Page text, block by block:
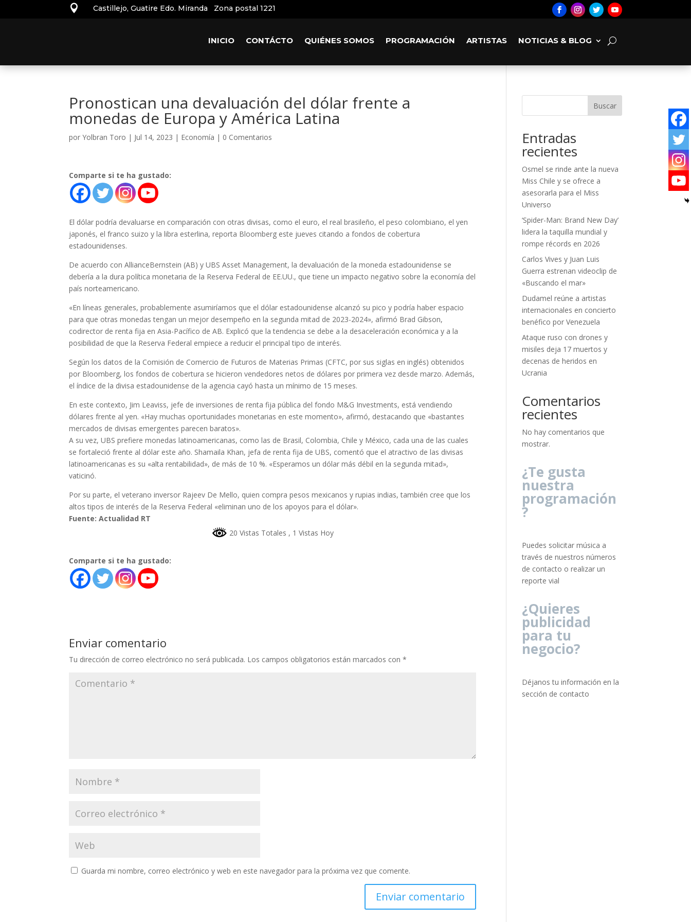
 Castillejo, Guatire Edo. Miranda Zona postal 1221
INICIO CONTÁCTO QUIÉNES SOMOS PROGRAMACIÓN ARTISTAS NOTICIAS & BLOG
Pronostican una devaluación del dólar frente a
monedas de Europa y América Latina
porYolbran Toro | Jul 14, 2023 | Economía | 0 Comentarios
Comparte si te ha gustado:
El dólar podría devaluarse en comparación con otras divisas, como el euro, el real brasileño, el peso colombiano, el yen
japonés, el franco suizo y la libra esterlina, reporta Bloomberg este jueves citando a fondos de cobertura
estadounidenses.
De acuerdo con AllianceBernstein (AB) y UBS Asset Management, la devaluación de la moneda estadounidense se
debería a la dura política monetaria de la Reserva Federal de EE.UU., que tiene un impacto negativo sobre la economía del
país norteamericano.
«En líneas generales, probablemente asumiríamos que el dólar estadounidense alcanzó su pico y podría haber espacio
para que otras monedas tengan un mejor desempeño en la segunda mitad de 2023-2024», afirmó Brad Gibson,
codirector de renta fija en Asia-Pacífico de AB. Explicó que la tendencia se debe a la desaceleración económica y a la
posibilidad de que la Reserva Federal empiece a reducir el principal tipo de interés.
Según los datos de la Comisión de Comercio de Futuros de Materias Primas (CFTC, por sus siglas en inglés) obtenidos
por Bloomberg, los fondos de cobertura se hicieron vendedores netos de dólares por primera vez desde marzo. Además,
el índice de la divisa estadounidense de la agencia cayó hasta un mínimo de 15 meses.
En este contexto, Jim Leaviss, jefe de inversiones de renta fija pública del fondo M&G Investments, está vendiendo
dólares frente al yen. «Hay muchas oportunidades monetarias en este momento», afirmó, destacando que «bastantes
mercados de divisas emergentes parecen baratos».
A su vez, UBS prefiere monedas latinoamericanas, como las de Brasil, Colombia, Chile y México, cada una de las cuales
se fortaleció frente al dólar este año. Shamaila Khan, jefa de renta fija de UBS, comentó que el atractivo de las divisas
latinoamericanas es su «alta rentabilidad», de más de 10 %. «Esperamos un dólar más débil en la segunda mitad»,
vaticinó.
Por su parte, el veterano inversor Rajeev De Mello, quien compra pesos mexicanos y rupias indias, también cree que los
altos tipos de interés de la Reserva Federal «eliminan uno de los apoyos para el dólar».
Fuente: Actualidad RT
20 Vistas Totales , 1 Vistas Hoy
Comparte si te ha gustado:
Enviar comentario
Tu dirección de correo electrónico no será publicada. Los campos obligatorios están marcados con*
Guarda mi nombre, correo electrónico y web en este navegador para la próxima vez que comente.
Buscar
Entradas
recientes
Osmel se rinde ante la nueva
Miss Chile y se ofrece a
asesorarla para el Miss
Universo
‘Spider-Man: Brand New Day’
lidera la taquilla mundial y
rompe récords en 2026
Carlos Vives y Juan Luis
Guerra estrenan videoclip de
«Buscando el mar»
Dudamel reúne a artistas
internacionales en concierto
benéfico por Venezuela
Ataque ruso con drones y
misiles deja 17 muertos y
decenas de heridos en
Ucrania
Comentarios
recientes
No hay comentarios que
mostrar.
¿Te gusta
nuestra
programación
?
Puedes solicitar música a
través de nuestros números
de contacto o realizar un
reporte vial
¿Quieres
publicidad
para tu
negocio?
Déjanos tu información en la
sección de contacto